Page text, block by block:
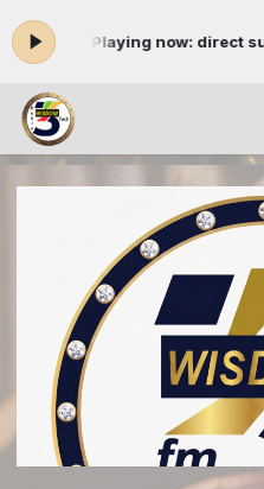
- Playing now: direct sur la